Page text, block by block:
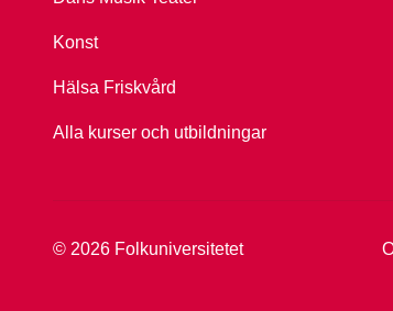
Konst
Hälsa Friskvård
Alla kurser och utbildningar
© 2026 Folkuniversitetet